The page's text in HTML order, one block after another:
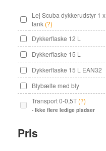
Lej Scuba dykkerudstyr 1 x
tank (?)
Dykkerflaske 12 L
Dykkerflaske 15 L
Dykkerflaske 15 L EAN32
Blybælte med bly
Transport 0-0,5T (?)
- Ikke flere ledige pladser
Pris